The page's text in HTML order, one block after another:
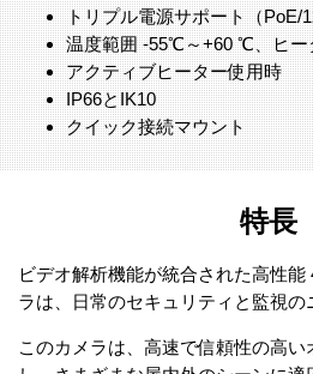
トリプル電源サポート（PoE/
温度範囲 -55℃～+60 ℃、ヒー
アクティブヒーター使用時
IP66とIK10
クイック接続マウント
特長
ビデオ解析機能が統合された高性能
ラは、日常のセキュリティと監視の
このカメラは、高速で信頼性の高